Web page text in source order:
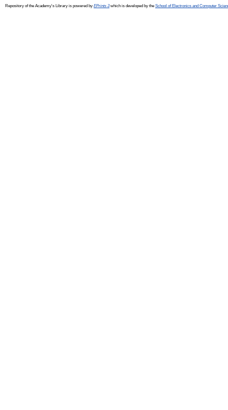
Repository of the Academy's Library is powered by EPrints 3which is developed by the School of Electronics and Computer